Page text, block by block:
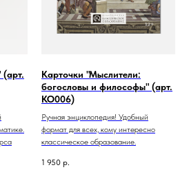
(арт.
Карточки "Мыслители:
богословы и философы" (арт.
КО006)
Ручная энциклопедия! Удобный
формат для всех, кому интересно
классическое образование.
1 950 р.